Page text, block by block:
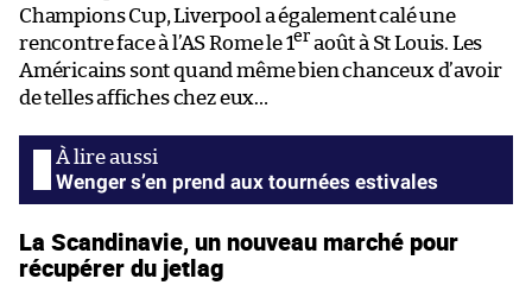
Champions Cup, Liverpool a également calé une
rencontre face à l’AS Rome le 1er août à St Louis. Les
Américains sont quand même bien chanceux d’avoir
de telles affiches chez eux…
Wenger s’en prend aux tournées estivales
La Scandinavie, un nouveau marché pour
récupérer du jetlag